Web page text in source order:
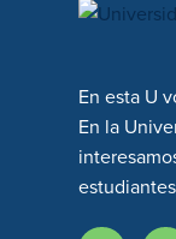
En esta U
En la